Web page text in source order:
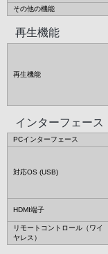
その他の機能
再生機能
再生機能
インターフェース
PCインターフェース
対応OS (USB)
HDMI端子
リモートコントロール（ワイ
ヤレス）